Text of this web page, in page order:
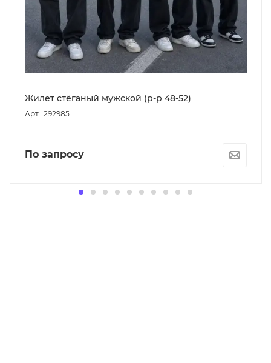
Жилет стёганый мужской (р-р 48-52)
Арт.: 292985
По запросу